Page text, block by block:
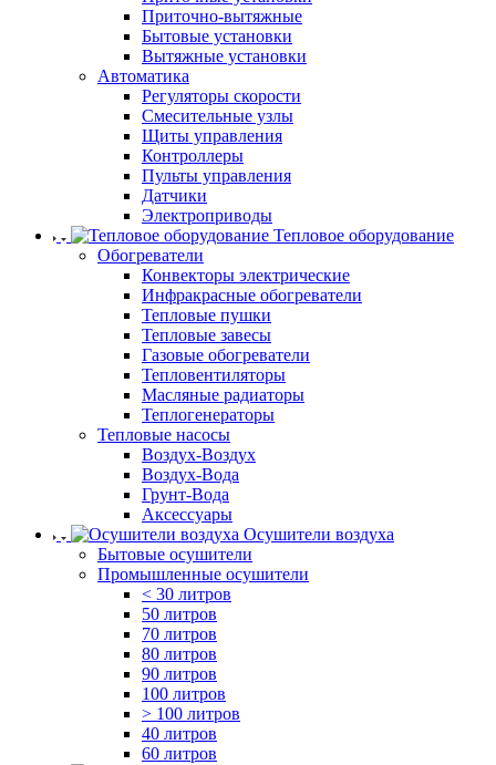
Приточно-вытяжные
Бытовые установки
Вытяжные установки
Автоматика
Регуляторы скорости
Смесительные узлы
Щиты управления
Контроллеры
Пульты управления
Датчики
Электроприводы
Тепловое оборудование
Обогреватели
Конвекторы электрические
Инфракрасные обогреватели
Тепловые пушки
Тепловые завесы
Газовые обогреватели
Тепловентиляторы
Масляные радиаторы
Теплогенераторы
Тепловые насосы
Воздух-Воздух
Воздух-Вода
Грунт-Вода
Аксессуары
Осушители воздуха
Бытовые осушители
Промышленные осушители
< 30 литров
50 литров
70 литров
80 литров
90 литров
100 литров
> 100 литров
40 литров
60 литров